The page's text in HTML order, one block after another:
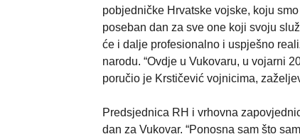
pobjedničke Hrvatske vojske, koju
poseban dan za sve one koji svoju
će i dalje profesionalno i uspješno
narodu. “Ovdje u Vukovaru, u vojarni
poručio je Krstičević vojnicima,
Predsjednica RH i vrhovna
dan za Vukovar. “Ponosna sam što